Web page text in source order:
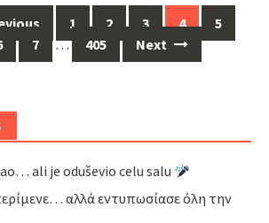
1 2 3 4
5
7 … 405 Next
ali je oduševio celu salu
αλλά εντυπωσίασε όλη την